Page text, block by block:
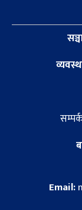
Email: